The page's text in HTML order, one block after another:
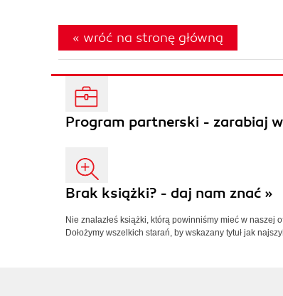
« wróć na stronę główną
Program partnerski - zarabiaj
Brak książki? - daj nam znać »
Nie znalazłeś książki, którą powinniśmy mieć w naszej
Dołożymy wszelkich starań, by wskazany tytuł jak